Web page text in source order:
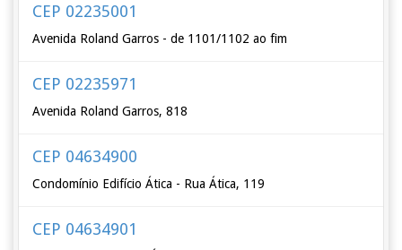
CEP 02235001
Avenida Roland Garros - de 1101/1102 ao fim
CEP 02235971
Avenida Roland Garros, 818
CEP 04634900
Condomínio Edifício Ática - Rua Ática, 119
CEP 04634901